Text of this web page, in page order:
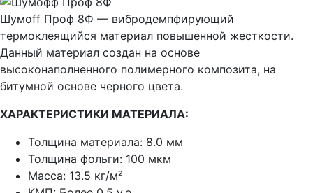
Шумоff Проф 8Ф — вибродемпфирующий
термоклеящийся материал повышенной жесткости.
Данный материал создан на основе
высоконаполненного полимерного композита, на
битумной основе черного цвета.
ХАРАКТЕРИСТИКИ МАТЕРИАЛА:
Толщина материала: 8.0 мм
Толщина фольги: 100 мкм
Масса: 13.5 кг/м²